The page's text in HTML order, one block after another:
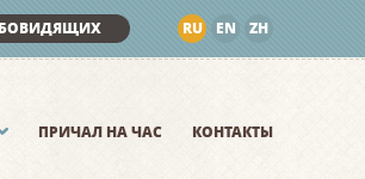
RU EN ZH
ПРИЧАЛ НА ЧАС КОНТАКТЫ